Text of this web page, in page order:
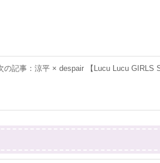
の記事：涼平 × despair 【Lucu Lucu GIRLS